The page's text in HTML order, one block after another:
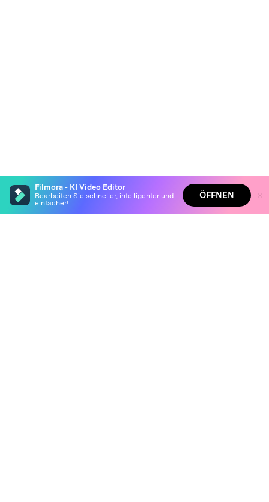
Filmora - KI Video Editor
Bearbeiten Sie schneller, intelligenter und
einfacher!
ÖFFNEN